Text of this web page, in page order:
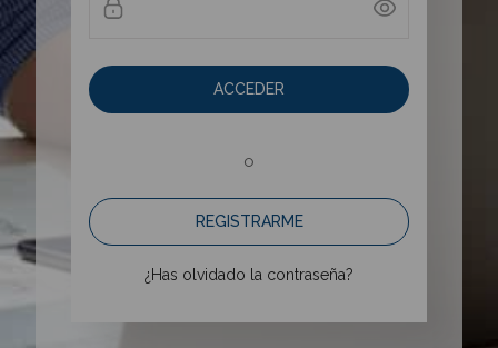
ACCEDER
o
REGISTRARME
¿Has olvidado la contraseña?